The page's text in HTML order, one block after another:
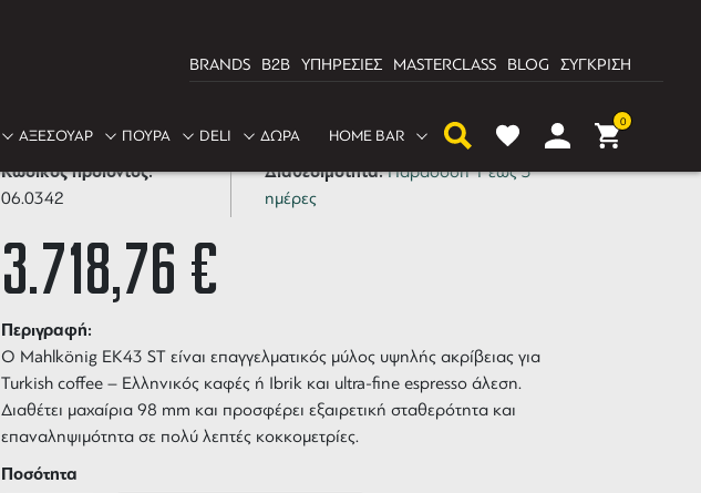
BRANDS B2B ΥΠΗΡΕΣΙΕΣ MASTERCLASS BLOG ΣΥΓΚΡΙΣΗ
ΑΞΕΣΟΥΑΡ ΠΟΥΡΑ DELI ΔΩΡΑ HOME BAR
0
Mahlkonig Grinder EK43ST
Κωδικός προϊόντος:
06.0342
Διαθεσιμότητα:Παράδοση 1 έως 3
ημέρες
3.718,76€
Περιγραφή:
Ο Mahlkönig EK43 ST είναι επαγγελματικός μύλος υψηλής ακρίβειας για
Turkish coffee – Ελληνικός καφές ή Ibrik και ultra-fine espresso άλεση.
Διαθέτει μαχαίρια 98 mm και προσφέρει εξαιρετική σταθερότητα και
επαναληψιμότητα σε πολύ λεπτές κοκκομετρίες.
Ποσότητα